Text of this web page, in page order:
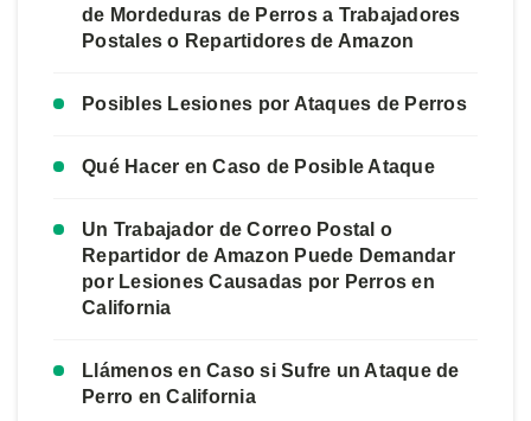
de Mordeduras de Perros a Trabajadores
Postales o Repartidores de Amazon
Posibles Lesiones por Ataques de Perros
Qué Hacer en Caso de Posible Ataque
Un Trabajador de Correo Postal o
Repartidor de Amazon Puede Demandar
por Lesiones Causadas por Perros en
California
Llámenos en Caso si Sufre un Ataque de
Perro en California